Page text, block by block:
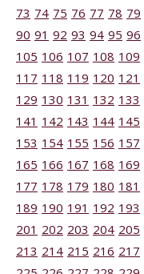
73 74 75 76 77 78 79
90 91 92 93 94 95 96
105 106 107 108 109
117 118 119 120 121
129 130 131 132 133
141 142 143 144 145
153 154 155 156 157
165 166 167 168 169
177 178 179 180 181
189 190 191 192 193
201 202 203 204 205
213 214 215 216 217